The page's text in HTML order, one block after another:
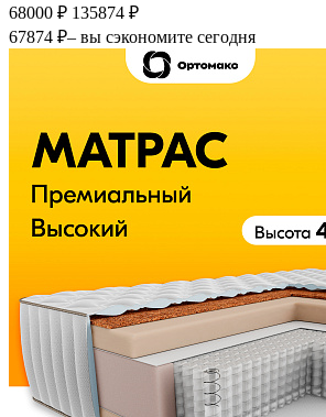
68000 ₽ 135874 ₽
67874 ₽– вы сэкономите сегодня